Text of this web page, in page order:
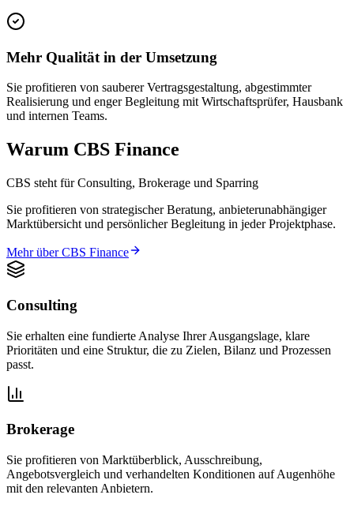
Mehr Qualität in der Umsetzung
Sie profitieren von sauberer Vertragsgestaltung, abgestimmter
Realisierung und enger Begleitung mit Wirtschaftsprüfer, Hausbank
und internen Teams.
Warum CBS Finance
CBS steht für Consulting, Brokerage und Sparring
Sie profitieren von strategischer Beratung, anbieterunabhängiger
Marktübersicht und persönlicher Begleitung in jeder Projektphase.
Mehr über CBS Finance
Consulting
Sie erhalten eine fundierte Analyse Ihrer Ausgangslage, klare
Prioritäten und eine Struktur, die zu Zielen, Bilanz und Prozessen
passt.
Brokerage
Sie profitieren von Marktüberblick, Ausschreibung,
Angebotsvergleich und verhandelten Konditionen auf Augenhöhe
mit den relevanten Anbietern.